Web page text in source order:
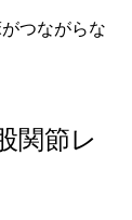
つながらな
関節レ